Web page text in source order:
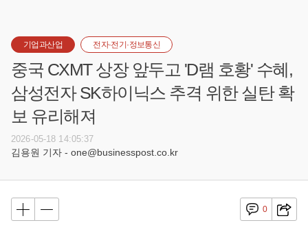
기업과산업 전자·전기·정보통신
중국 CXMT 상장 앞두고 'D램 호황' 수혜,
삼성전자 SK하이닉스 추격 위한 실탄 확
보 유리해져
2026-05-18 14:05:37
김용원 기자 - one@businesspost.co.kr
0